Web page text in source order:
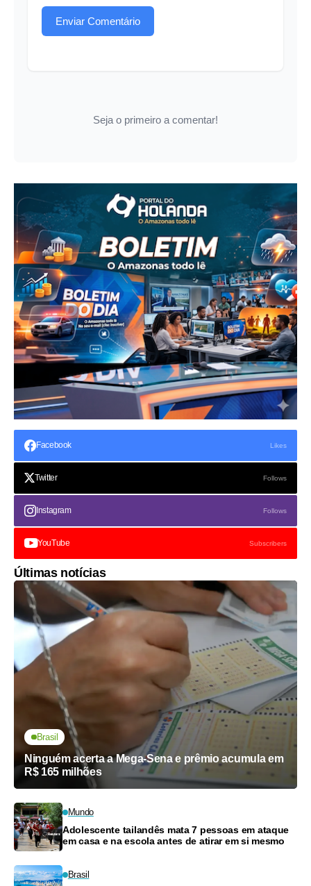
Enviar Comentário
Seja o primeiro a comentar!
Facebook Likes
Twitter Follows
Instagram Follows
YouTube Subscribers
Últimas notícias
Brasil
Ninguém acerta a Mega-Sena e prêmio acumula em
R$ 165 milhões
Mundo
Adolescente tailandês mata 7 pessoas em ataque
em casa e na escola antes de atirar em si mesmo
Brasil